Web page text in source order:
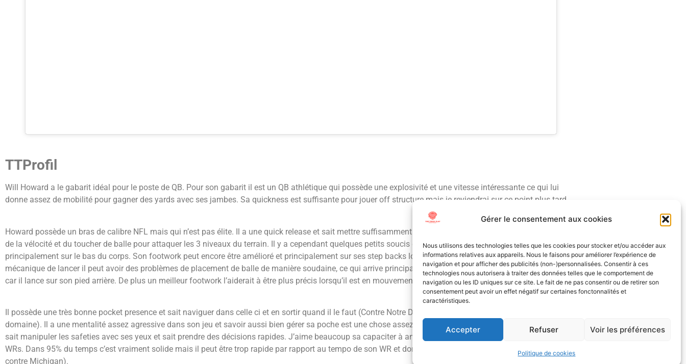
Gérer le consentement aux cookies
Nous utilisons des technologies telles que les cookies pour stocker et/ou accéder aux
informations relatives aux appareils. Nous le faisons pour améliorer l’expérience de
navigation et pour afficher des publicités (non-)personnalisées. Consentir à ces
technologies nous autorisera à traiter des données telles que le comportement de
navigation ou les ID uniques sur ce site. Le fait de ne pas consentir ou de retirer son
consentement peut avoir un effet négatif sur certaines fonctonnalités et
caractéristiques.
Accepter Refuser Voir les préférences
Politique de cookies
TTProfil
Will Howard a le gabarit idéal pour le poste de QB. Pour son gabarit il est un QB athlétique qui possède une explosivité et une vitesse intéressante ce qui lui
donne assez de mobilité pour gagner des yards avec ses jambes. Sa quickness est suffisante pour jouer off structure mais je reviendrai sur ce point plus tard.
Howard possède un bras de calibre NFL mais qui n’est pas élite. Il a une quick release et sait mettre suffisamment de zip dans sa balle, ainsi qu’un bon dosage
de la vélocité et du toucher de balle pour attaquer les 3 niveaux du terrain. Il y a cependant quelques petits soucis dans sa mécanique de lancer et
principalement sur le bas du corps. Son footwork peut encore être amélioré et principalement sur ses step backs lorsqu’il en effectue 4 ou plus. A cause de sa
mécanique de lancer il peut avoir des problèmes de placement de balle de manière soudaine, ce qui arrive principalement quand la pression venant de l’intérieur
car il lance sur son pied arrière. De plus un meilleur footwork l’aiderait à être plus précis lorsqu’il est en mouvement hors de sa poche.
Il possède une très bonne pocket presence et sait naviguer dans celle ci et en sortir quand il le faut (Contre Notre Dame ça a été une masterclass dans ce
domaine). Il a une mentalité assez agressive dans son jeu et savoir aussi bien gérer sa poche est une chose assez rare pour les QBs qui sortent de CFB.
sait manipuler les safeties avec ses yeux et sait prendre des décisions rapides. J’aime beaucoup sa capaciter à anticiper ses lancers et à faire confiance à ses
WRs. Dans 95% du temps c’est vraiment solide mais il peut être trop rapide par rapport au tempo de son WR et donne l’avantage au QB (Première interception
contre Michigan).